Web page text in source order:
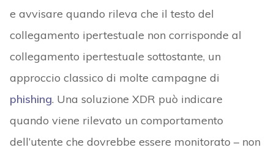
e avvisare quando rileva che il testo del
collegamento ipertestuale non corrisponde al
collegamento ipertestuale sottostante, un
approccio classico di molte campagne di
phishing. Una soluzione XDR può indicare
quando viene rilevato un comportamento
dell’utente che dovrebbe essere monitorato – non